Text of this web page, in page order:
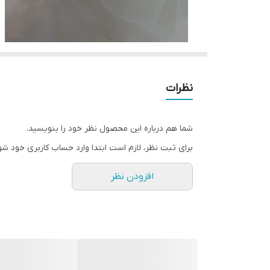
نظرات
شما هم درباره این محصول نظر خود را بنویسید.
برای ثبت نظر، لازم است ابتدا وارد حساب کاربری خود
افزودن نظر